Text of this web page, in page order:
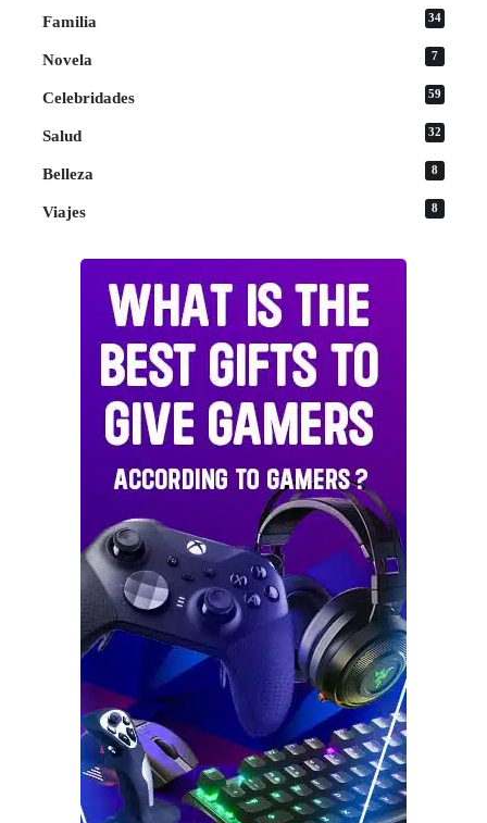
Familia 34
Novela 7
Celebridades 59
Salud 32
Belleza 8
Viajes 8